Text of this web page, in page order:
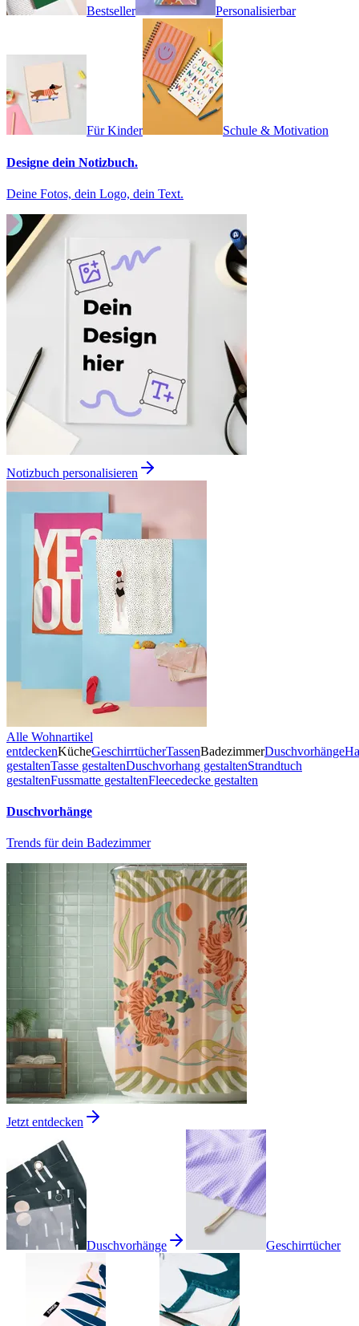
Bestseller Personalisierbar
Für Kinder Schule & Motivation
Designe dein Notizbuch.
Deine Fotos, dein Logo, dein Text.
Notizbuch personalisieren
Alle Wohnartikel
entdeckenKücheGeschirrtücherTassenBadezimmerDuschvorhänge
gestaltenTasse gestaltenDuschvorhang gestaltenStrandtuch
gestaltenFussmatte gestaltenFleecedecke gestalten
Duschvorhänge
Trends für dein Badezimmer
Jetzt entdecken
Duschvorhänge Geschirrtücher